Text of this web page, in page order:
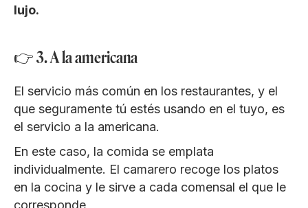
lujo.
👉 3. A la americana
El servicio más común en los restaurantes, y el
que seguramente tú estés usando en el tuyo, es
el servicio a la americana.
En este caso, la comida se emplata
individualmente. El camarero recoge los platos
en la cocina y le sirve a cada comensal el que le
corresponde.